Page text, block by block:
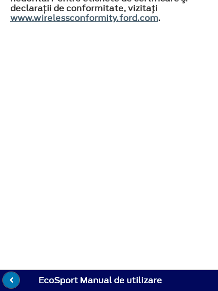
declaraţii de conformitate, vizitaţi
www.wirelessconformity.ford.com.
EcoSport Manual de utilizare